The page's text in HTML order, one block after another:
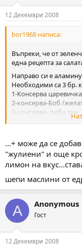
12 Декември 2008
bor1968 написа:
Въпреки, че от
една рецепта за
Направо си е
Необходими са 3 бр.
1-Консерва царевичка
2-консерва-Боб /
3-консерва- риба тон
Трите консерви се
лъжици майонеза
А сега кажете, че
ПП. Днес съм на
...+ може да се
"жулиени" и още
лимон на
шепи маслини от
A Anonymous
Гост
12 Декември 2008